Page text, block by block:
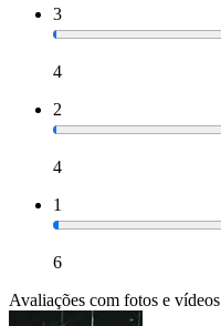
3
4
2
4
1
6
Avaliações com fotos e vídeos